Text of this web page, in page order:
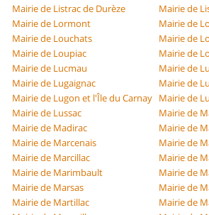
Mairie de Listrac de Durèze
Mairie de
Mairie de Lormont
Mairie de
Mairie de Louchats
Mairie de
Mairie de Loupiac
Mairie de
Mairie de Lucmau
Mairie de
Mairie de Lugaignac
Mairie de
Mairie de Lugon et l'Île du Carnay Mairie de
Mairie de Lussac
Mairie de
Mairie de Madirac
Mairie de
Mairie de Marcenais
Mairie de
Mairie de Marcillac
Mairie de
Mairie de Marimbault
Mairie de
Mairie de Marsas
Mairie de
Mairie de Martillac
Mairie de